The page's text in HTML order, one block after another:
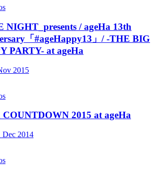
NIGHT_presents / ageHa 13th
「#ageHappy13」/ -THE BIG
PARTY- at ageHa
2015
COUNTDOWN 2015 at ageHa
Dec 2014